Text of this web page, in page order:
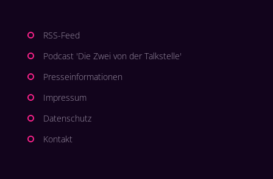
RSS-Feed
Podcast 'Die Zwei von der Talkstelle'
Presseinformationen
Impressum
Datenschutz
Kontakt